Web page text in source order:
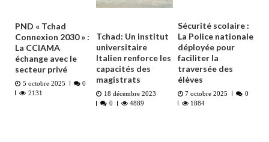
PND « Tchad
Connexion 2030 » :
La CCIAMA
échange avec le
secteur privé
5 octobre 2025
0
2131
Tchad: Un institut
universitaire
Italien renforce les
capacités des
magistrats
18 décembre 2023
0
4889
Sécurité scolaire :
La Police nationale
déployée pour
faciliter la
traversée des
élèves
7 octobre 2025
0
1884